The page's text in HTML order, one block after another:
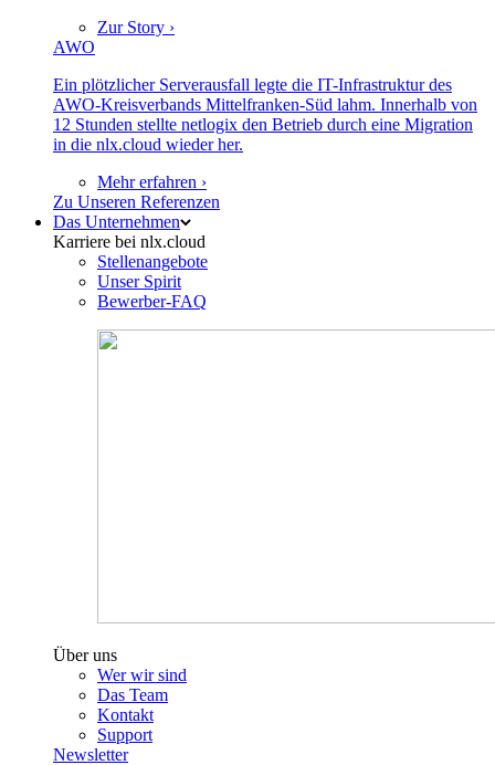
Zur Story ›
AWO
Ein plötzlicher Serverausfall legte die IT-Infrastruktur des
AWO-Kreisverbands Mittelfranken-Süd lahm. Innerhalb von
12 Stunden stellte netlogix den Betrieb durch eine Migration
in die nlx.cloud wieder her.
Mehr erfahren ›
Zu Unseren Referenzen
Das Unternehmen
Karriere bei nlx.cloud
Stellenangebote
Unser Spirit
Bewerber-FAQ
Über uns
Wer wir sind
Das Team
Kontakt
Support
Newsletter